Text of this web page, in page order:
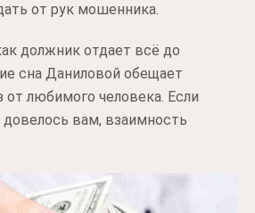
от рук мошенника.
должник отдает всё до
сна Даниловой обещает
любимого человека. Если
довелось вам, взаимность